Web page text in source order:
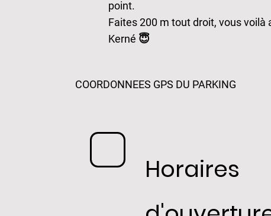
point.
Faites 200 m tout droit, vous
Kerné 😇
COORDONNEES GPS DU
Horaires